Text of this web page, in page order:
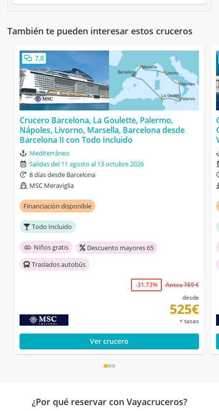
También te pueden interesar estos cruceros
7,8
Crucero Barcelona, La Goulette, Palermo,
Nápoles, Livorno, Marsella, Barcelona desde
Barcelona II con Todo Incluido
Mediterráneo
Salidas del 11 agosto al 13 octubre 2026
8 días desde Barcelona
MSC Meraviglia
Financiación disponible
Todo Incluido
Niños gratis
Descuento mayores 65
Traslados autobús
-31.73%
Antes 769 €
desde
525€
+ tasas
Ver crucero
¿Por qué reservar con Vayacruceros?